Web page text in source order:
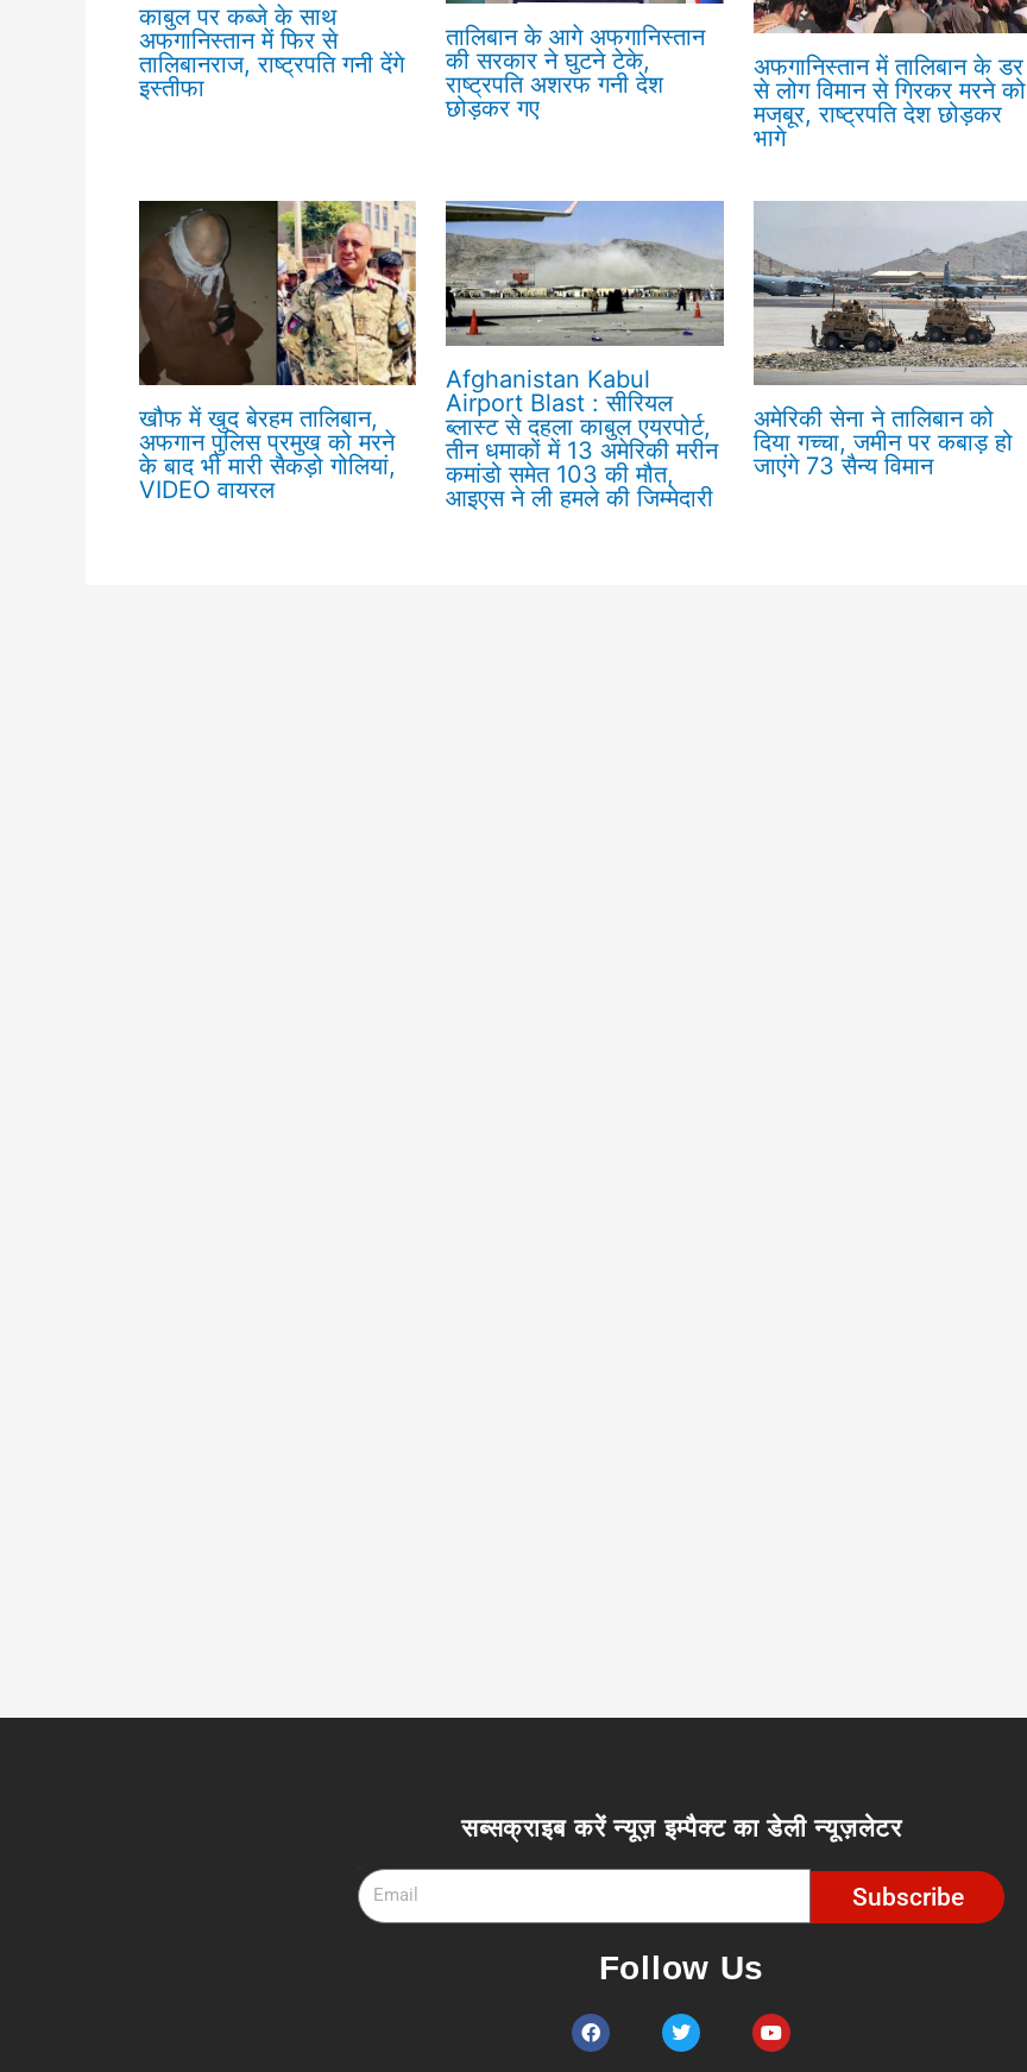
काबुल पर कब्जे के साथ
अफगानिस्तान में फिर से
तालिबानराज, राष्ट्रपति गनी देंगे
इस्तीफा
तालिबान के आगे अफगानिस्तान
की सरकार ने घुटने टेके,
राष्ट्रपति अशरफ गनी देश
छोड़कर गए
अफगानिस्तान में तालिबान के डर
से लोग विमान से गिरकर मरने को
मजबूर, राष्ट्रपति देश छोड़कर
भागे
खौफ में खुद बेरहम तालिबान,
अफगान पुलिस प्रमुख को मरने
के बाद भी मारी सैकड़ो गोलियां,
VIDEO वायरल
Afghanistan Kabul
Airport Blast : सीरियल
ब्लास्ट से दहला काबुल एयरपोर्ट,
तीन धमाकों में 13 अमेरिकी मरीन
कमांडो समेत 103 की मौत,
आइएस ने ली हमले की जिम्मेदारी
अमेरिकी सेना ने तालिबान को
दिया गच्चा, जमीन पर कबाड़ हो
जाएंगे 73 सैन्य विमान
सब्सक्राइब करें न्यूज़ इम्पैक्ट का डेली न्यूज़लेटर
Subscribe
Follow Us
F
a
c
T
w
i
Y
o
u